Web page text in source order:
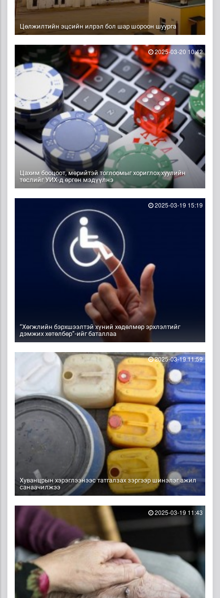
Цөлжилтийн эцсийн илрэл бол шар шороон шуурга
Цахим бооцоот, мөрийтэй тоглоомыг хориглох хуулийн
төслийг УИХ-д өргөн мэдүүлнэ
2025-03-20 10:42
“Хөгжлийн бэрхшээлтэй хүний хөдөлмөр эрхлэлтийг
дэмжих хөтөлбөр”-ийг баталлаа
2025-03-19 15:19
Хуванцрын хэрэглээнээс татгалзах зэргээр шинэлэг ажил
санаачилжээ
2025-03-19 11:59
2025-03-19 11:43